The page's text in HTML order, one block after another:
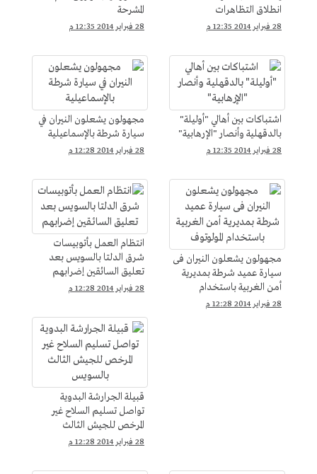
انطلاق التظاهرات
28 فبراير 2014 12:35 م
المشرحة
28 فبراير 2014 12:35 م
اشتباكات بين أهالي "أوليلة"
بالدقهلية وأنصار "الإرهابية"
28 فبراير 2014 12:35 م
مجهولون يشعلون النيران في
سيارة شرطة بالإسماعيلية
28 فبراير 2014 12:28 م
مجهولون يشعلون النيران فى
سيارة عميد شرطة بمديرية
أمن الغربية باستخدام
المولوتوف
28 فبراير 2014 12:28 م
انتظام العمل بأتوبيسات
شرق الدلتا بالسويس بعد
تعليق السائقين إضرابهم
28 فبراير 2014 12:28 م
قبيلة الجرارشة البدوية
تواصل تسليم السلاح غير
المرخص للجيش الثالث
بالسويس
28 فبراير 2014 12:28 م